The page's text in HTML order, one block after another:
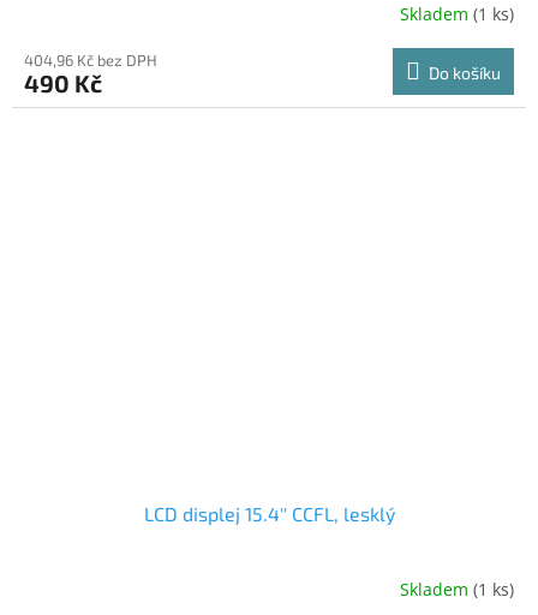
Skladem (1 ks)
404,96 Kč bez DPH
490 Kč Do košíku
LCD displej 15.4'' CCFL, lesklý
Skladem (1 ks)